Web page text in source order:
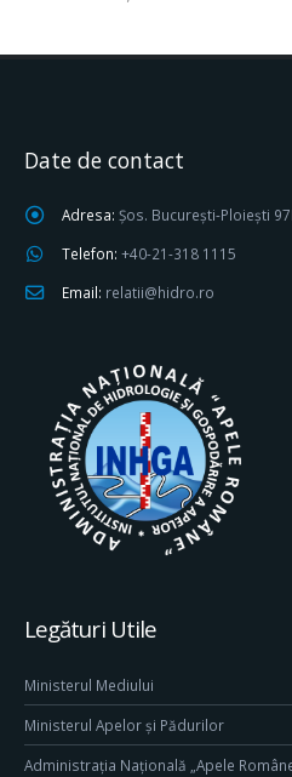
Date de contact
Adresa: Șos. București-Ploiești
Telefon: +40-21-318 1115
Email: relatii@hidro.ro
Legături Utile
Ministerul Mediului
Ministerul Apelor și Pădurilor
Administrația Națională „Apele